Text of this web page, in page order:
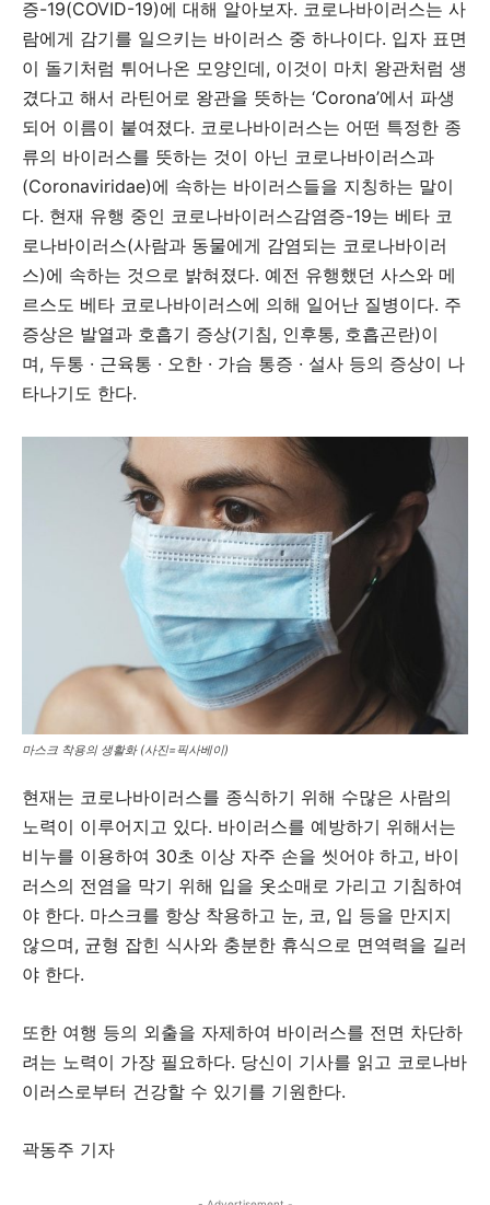
증-19(COVID-19)에 대해 알아보자. 코로나바이러스는 사
람에게 감기를 일으키는 바이러스 중 하나이다. 입자 표면
이 돌기처럼 튀어나온 모양인데, 이것이 마치 왕관처럼 생
겼다고 해서 라틴어로 왕관을 뜻하는 ‘Corona’에서 파생
되어 이름이 붙여졌다. 코로나바이러스는 어떤 특정한 종
류의 바이러스를 뜻하는 것이 아닌 코로나바이러스과
(Coronaviridae)에 속하는 바이러스들을 지칭하는 말이
다. 현재 유행 중인 코로나바이러스감염증-19는 베타 코
로나바이러스(사람과 동물에게 감염되는 코로나바이러
스)에 속하는 것으로 밝혀졌다. 예전 유행했던 사스와 메
르스도 베타 코로나바이러스에 의해 일어난 질병이다. 주
증상은 발열과 호흡기 증상(기침, 인후통, 호흡곤란)이
며, 두통 · 근육통 · 오한 · 가슴 통증 · 설사 등의 증상이 나
타나기도 한다.
마스크 착용의 생활화 (사진=픽사베이)
현재는 코로나바이러스를 종식하기 위해 수많은 사람의
노력이 이루어지고 있다. 바이러스를 예방하기 위해서는
비누를 이용하여 30초 이상 자주 손을 씻어야 하고, 바이
러스의 전염을 막기 위해 입을 옷소매로 가리고 기침하여
야 한다. 마스크를 항상 착용하고 눈, 코, 입 등을 만지지
않으며, 균형 잡힌 식사와 충분한 휴식으로 면역력을 길러
야 한다.
또한 여행 등의 외출을 자제하여 바이러스를 전면 차단하
려는 노력이 가장 필요하다. 당신이 기사를 읽고 코로나바
이러스로부터 건강할 수 있기를 기원한다.
곽동주 기자